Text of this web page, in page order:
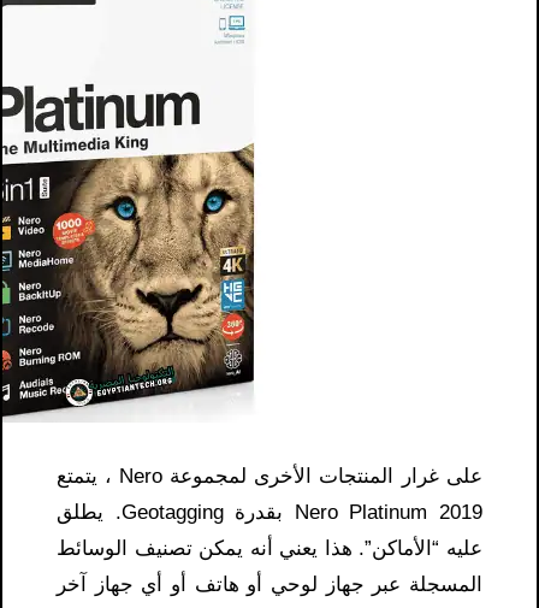
على غرار المنتجات الأخرى لمجموعة Nero ، يتمتع
Nero Platinum 2019 بقدرة Geotagging. يطلق
عليه “الأماكن”. هذا يعني أنه يمكن تصنيف الوسائط
المسجلة عبر جهاز لوحي أو هاتف أو أي جهاز آخر